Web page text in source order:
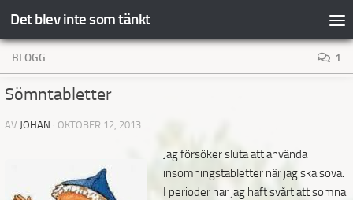
Hoppa till innehåll
Det blev inte som tänkt
BLOGG 1
Sömntabletter
AV JOHAN · OKTOBER 12, 2013
Jag försöker sluta att använda
insomningstabletter när jag ska sova.
I perioder har jag haft svårt att somna